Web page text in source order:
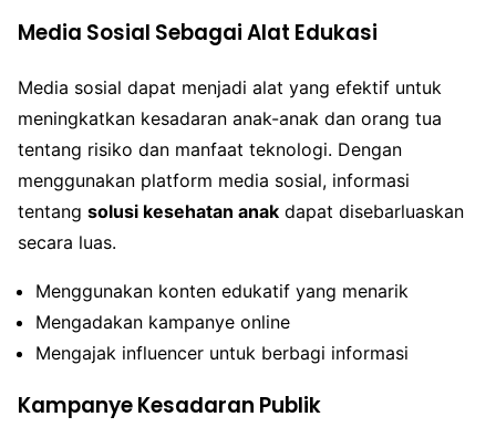
Media Sosial Sebagai Alat Edukasi
Media sosial dapat menjadi alat yang efektif untuk
meningkatkan kesadaran anak-anak dan orang tua
tentang risiko dan manfaat teknologi. Dengan
menggunakan platform media sosial, informasi
tentang solusi kesehatan anak dapat disebarluaskan
secara luas.
Menggunakan konten edukatif yang menarik
Mengadakan kampanye online
Mengajak influencer untuk berbagi informasi
Kampanye Kesadaran Publik